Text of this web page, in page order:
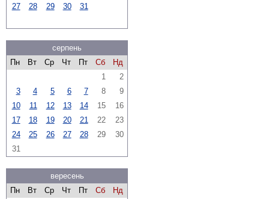
27
28 29 30 31
серпень
Пн
Вт Ср Чт Пт Сб
Нд
1
2
3
4 5 6 7 8
9
10
11 12 13 14 15
16
17
18 19 20 21 22
23
24
25 26 27 28 29
30
31
вересень
Пн
Вт Ср Чт Пт Сб
Нд